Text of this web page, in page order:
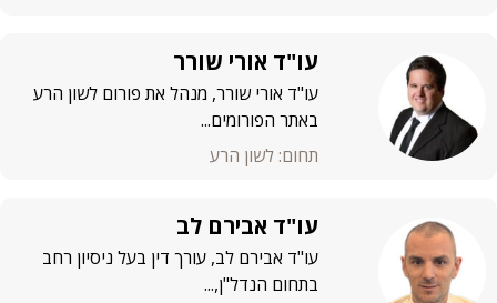
עו"ד אורי שורר
עו"ד אורי שורר, מנהל את פורום לשון הרע
באתר הפורומים...
תחום: לשון הרע
עו"ד אבירם לב
עו"ד אבירם לב, עורך דין בעל ניסיון רחב
בתחום הנדל"ן,...